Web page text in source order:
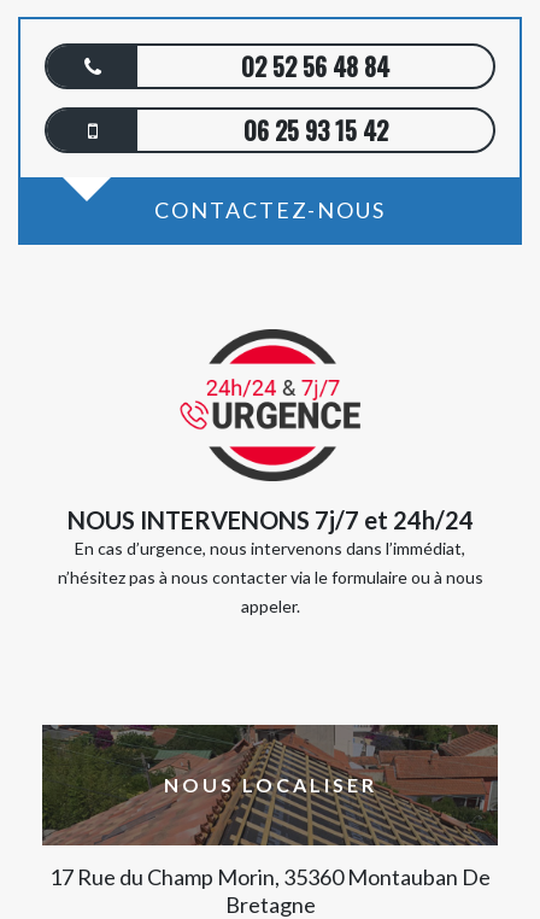
02 52 56 48 84
06 25 93 15 42
CONTACTEZ-NOUS
NOUS INTERVENONS 7j/7 et 24h/24
En cas d’urgence, nous intervenons dans l’immédiat,
n’hésitez pas à nous contacter via le formulaire ou à nous
appeler.
NOUS LOCALISER
17 Rue du Champ Morin, 35360 Montauban De
Bretagne